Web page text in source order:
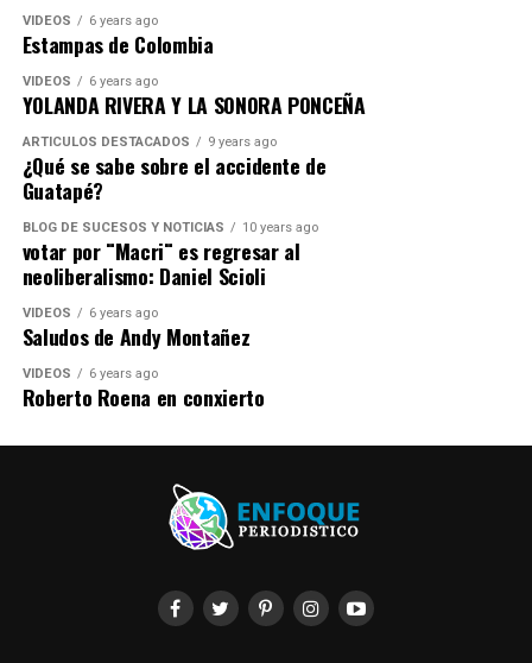
VIDEOS 6 years ago
Estampas de Colombia
VIDEOS 6 years ago
YOLANDA RIVERA Y LA SONORA PONCEÑA
ARTICULOS DESTACADOS 9 years ago
¿Qué se sabe sobre el accidente de
Guatapé?
BLOG DE SUCESOS Y NOTICIAS 10 years ago
votar por ¨Macri¨ es regresar al
neoliberalismo: Daniel Scioli
VIDEOS 6 years ago
Saludos de Andy Montañez
VIDEOS 6 years ago
Roberto Roena en conxierto